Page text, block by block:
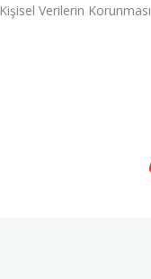
Kişisel Verilerin Korunması